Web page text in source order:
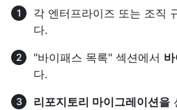
각 엔터프라이즈 또는 조직
다.
"바이패스 목록" 섹션에서
다.
리포지토리 마이그레이션을